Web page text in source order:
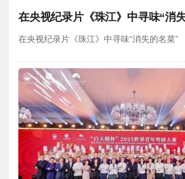
在央视纪录片《珠江》中寻味“消
在央视纪录片《珠江》中寻味“消失的名菜”